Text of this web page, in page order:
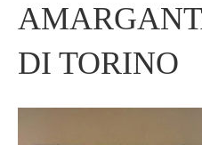
DI TORINO